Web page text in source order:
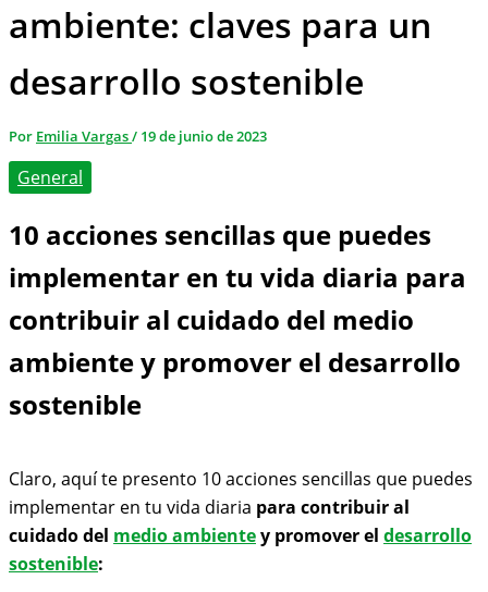
ambiente: claves para un
desarrollo sostenible
Por Emilia Vargas/ 19 de junio de 2023
General
10 acciones sencillas que puedes
implementar en tu vida diaria para
contribuir al cuidado del medio
ambiente y promover el desarrollo
sostenible
Claro, aquí te presento 10 acciones sencillas que puedes
implementar en tu vida diaria para contribuir al
cuidado del medio ambientey promover el desarrollo
sostenible: